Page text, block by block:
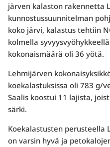
järven kalaston rakennetta
kunnostussuunnitelman
koko järvi, kalastus tehtiin
kolmella
kokonaismäärä oli 36 yötä.
Lehmijärven
koekalastuksissa oli 783 g/
Saalis koostui 11 lajista,
särki.
Koekalastusten perusteella
on varsin hyvä ja